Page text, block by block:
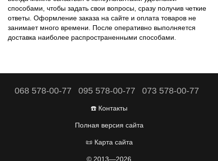
способами, чтобы задать свои вопросы, сразу получив четкие
ответы. Оформление заказа на сайте и оплата товаров не
занимает много времени. После оперативно выполняется
доставка наиболее распространенными способами.
068 578-00-77 095 578-00-77 073 578-00-77
☎️ Контакты
Полная версия сайта
📜 Карта сайта
© 2013—2026